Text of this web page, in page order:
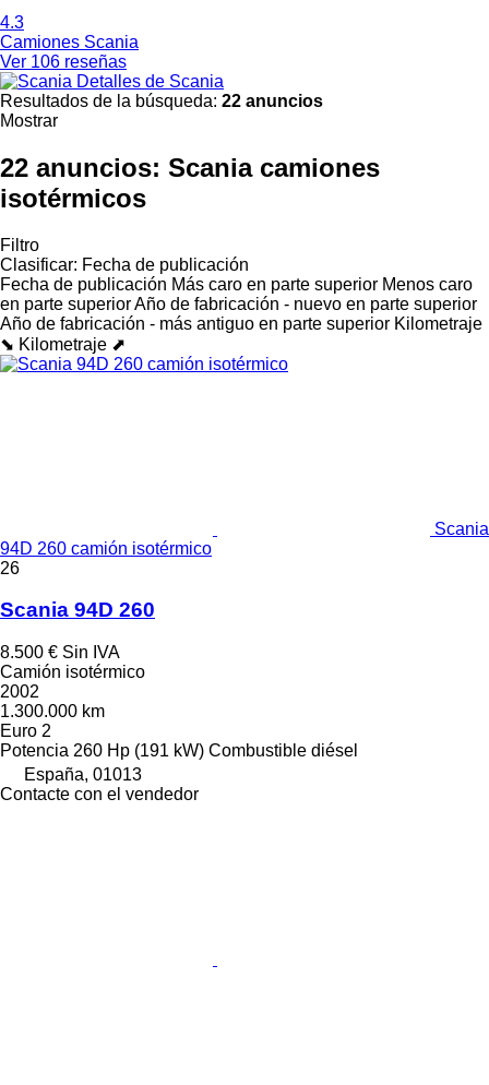
4.3
Camiones Scania
Ver 106 reseñas
Detalles de Scania
Resultados de la búsqueda: 22 anuncios
Mostrar
22 anuncios: Scania camiones
isotérmicos
Filtro
Clasificar: Fecha de publicación
Fecha de publicación Más caro en parte superior Menos caro
en parte superiorAño de fabricación - nuevo en parte superior
Año de fabricación - más antiguo en parte superior Kilometraje
⬊ Kilometraje ⬈
Scania
94D 260 camión isotérmico
26
Scania 94D 260
8.500 € Sin IVA
Camión isotérmico
2002
1.300.000 km
Euro 2
Potencia 260 Hp (191 kW) Combustible diésel
España, 01013
Contacte con el vendedor